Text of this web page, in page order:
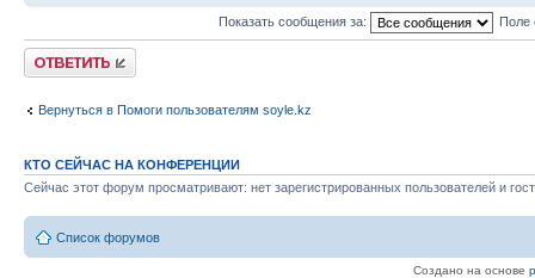
Показать сообщения за: Поле
Ответить
Вернуться в Помоги пользователям soyle.kz
КТО СЕЙЧАС НА КОНФЕРЕНЦИИ
Сейчас этот форум просматривают: нет зарегистрированных пользователей и
Список форумов
Создано на основе